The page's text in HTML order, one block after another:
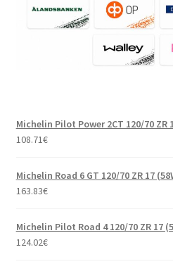
Michelin Pilot Power 2CT 120/70 ZR
108.71€
Michelin Road 6 GT 120/70 ZR 17
163.83€
Michelin Pilot Road 4 120/70 ZR 17
124.02€